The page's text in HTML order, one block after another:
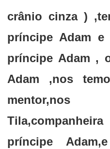
crânio cinza )
príncipe Adam
príncipe Adam ,
Adam ,nos
príncipe